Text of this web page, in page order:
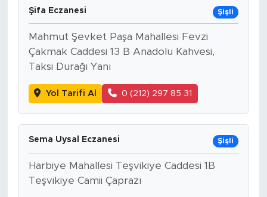
Şifa Eczanesi Şişli
Mahmut Şevket Paşa Mahallesi Fevzi
Çakmak Caddesi 13 B Anadolu Kahvesi,
Taksi Durağı Yanı
Yol Tarifi Al 0 (212) 297 85 31
Sema Uysal Eczanesi Şişli
Harbiye Mahallesi Teşvikiye Caddesi 1B
Teşvikiye Camii Çaprazı